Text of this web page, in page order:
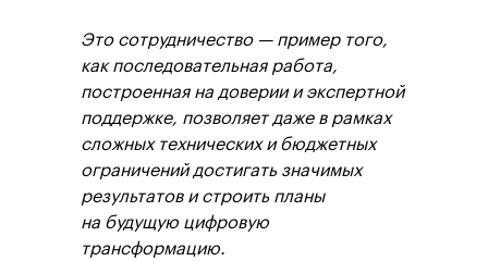
Это сотрудничество — пример того,
как последовательная работа,
построенная на доверии и экспертной
поддержке, позволяет даже в рамках
сложных технических и бюджетных
ограничений достигать значимых
результатов и строить планы
на будущую цифровую
трансформацию.